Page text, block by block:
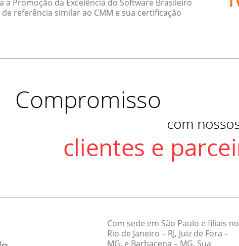
a Promoção da Excelência do Software Brasileiro
referência similar ao CMM e sua certificação
Com sede em São Paulo e filiais no
Rio de Janeiro – RJ, Juiz de Fora –
MG, e Barbacena – MG. Sua